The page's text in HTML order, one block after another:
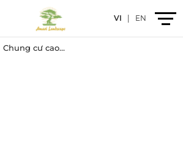
VI EN
Chung cư cao cấp The matrix on Mỹ Đình